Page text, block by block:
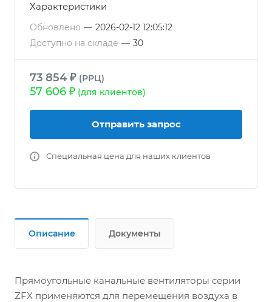
● Регулирование с помощью частотного
регулятора
● Быстросъемный сервисный люк
Характеристики
Обновлено — 2026-02-12 12:05:12
Доступно на складе — 30
73 854 ₽ (РРЦ)
57 606 ₽ (для клиентов)
Отправить запрос
Специальная цена для наших клиентов
Описание Документы
Прямоугольные канальные вентиляторы серии
ZFX применяются для перемещения воздуха в